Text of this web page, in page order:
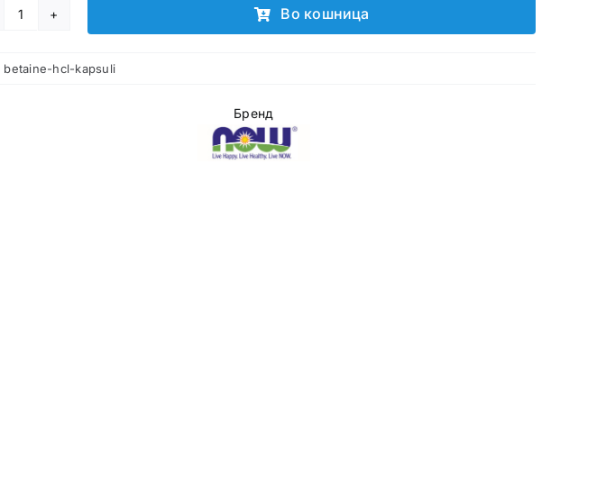
Betaine
капсули
Во кошница
betaine-hcl-kapsuli
Бренд